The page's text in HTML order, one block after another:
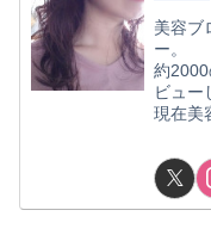
美容ブ
ー。
約
ビュー
現在美